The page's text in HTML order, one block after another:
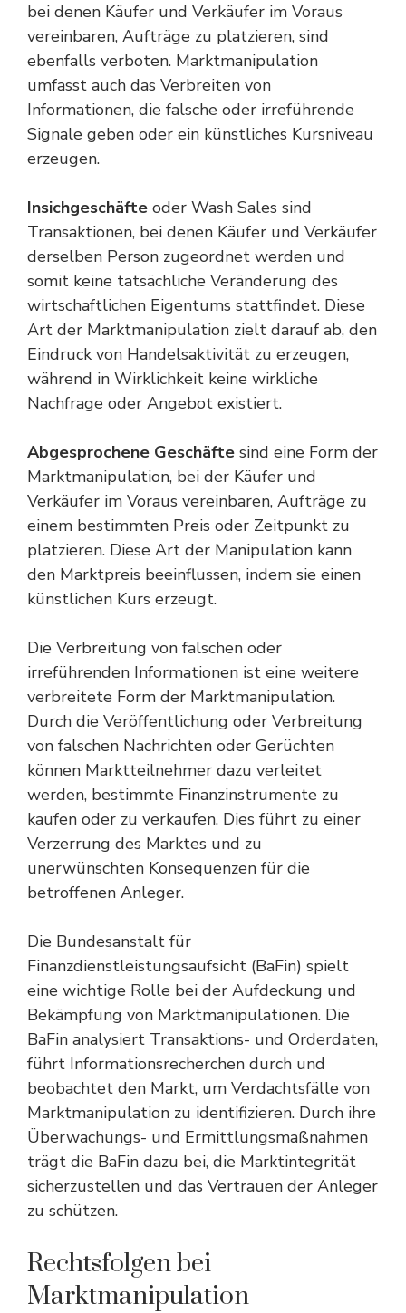
bei denen Käufer und Verkäufer im Voraus
vereinbaren, Aufträge zu platzieren, sind
ebenfalls verboten. Marktmanipulation
umfasst auch das Verbreiten von
Informationen, die falsche oder irreführende
Signale geben oder ein künstliches Kursniveau
erzeugen.
Insichgeschäfte oder Wash Sales sind
Transaktionen, bei denen Käufer und Verkäufer
derselben Person zugeordnet werden und
somit keine tatsächliche Veränderung des
wirtschaftlichen Eigentums stattfindet. Diese
Art der Marktmanipulation zielt darauf ab, den
Eindruck von Handelsaktivität zu erzeugen,
während in Wirklichkeit keine wirkliche
Nachfrage oder Angebot existiert.
Abgesprochene Geschäfte sind eine Form der
Marktmanipulation, bei der Käufer und
Verkäufer im Voraus vereinbaren, Aufträge zu
einem bestimmten Preis oder Zeitpunkt zu
platzieren. Diese Art der Manipulation kann
den Marktpreis beeinflussen, indem sie einen
künstlichen Kurs erzeugt.
Die Verbreitung von falschen oder
irreführenden Informationen ist eine weitere
verbreitete Form der Marktmanipulation.
Durch die Veröffentlichung oder Verbreitung
von falschen Nachrichten oder Gerüchten
können Marktteilnehmer dazu verleitet
werden, bestimmte Finanzinstrumente zu
kaufen oder zu verkaufen. Dies führt zu einer
Verzerrung des Marktes und zu
unerwünschten Konsequenzen für die
betroffenen Anleger.
Die Bundesanstalt für
Finanzdienstleistungsaufsicht (BaFin) spielt
eine wichtige Rolle bei der Aufdeckung und
Bekämpfung von Marktmanipulationen. Die
BaFin analysiert Transaktions- und Orderdaten,
führt Informationsrecherchen durch und
beobachtet den Markt, um Verdachtsfälle von
Marktmanipulation zu identifizieren. Durch ihre
Überwachungs- und Ermittlungsmaßnahmen
trägt die BaFin dazu bei, die Marktintegrität
sicherzustellen und das Vertrauen der Anleger
zu schützen.
Rechtsfolgen bei
Marktmanipulation